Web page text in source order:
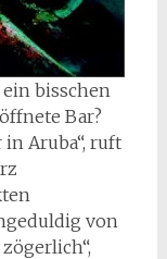
bisschen
Bar?
Aruba“, ruft
von